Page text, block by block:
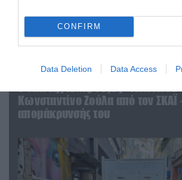
CONFIRM
Data Deletion Data Access
07.08.2026 | 20:02
Κωνσταντίνο Ζούλα από τον ΣΚΑΪ
απομάκρυνσής του